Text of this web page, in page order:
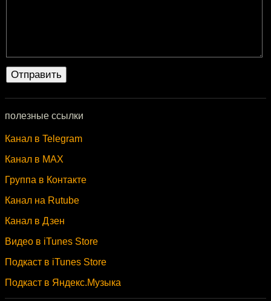
полезные ссылки
Канал в Telegram
Канал в MAX
Группа в Контакте
Канал на Rutube
Канал в Дзен
Видео в iTunes Store
Подкаст в iTunes Store
Подкаст в Яндекс.Музыка